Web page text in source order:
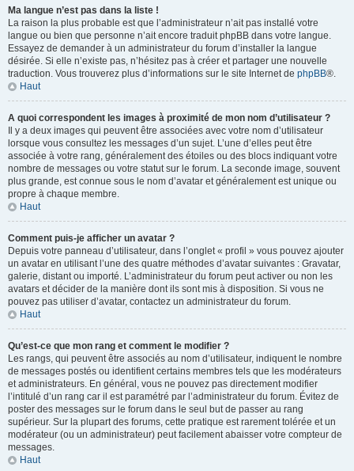
Ma langue n’est pas dans la liste !
La raison la plus probable est que l’administrateur n’ait pas installé votre
langue ou bien que personne n’ait encore traduit phpBB dans votre langue.
Essayez de demander à un administrateur du forum d’installer la langue
désirée. Si elle n’existe pas, n’hésitez pas à créer et partager une nouvelle
traduction. Vous trouverez plus d’informations sur le site Internet de phpBB®.
Haut
A quoi correspondent les images à proximité de mon nom d’utilisateur ?
Il y a deux images qui peuvent être associées avec votre nom d’utilisateur
lorsque vous consultez les messages d’un sujet. L’une d’elles peut être
associée à votre rang, généralement des étoiles ou des blocs indiquant votre
nombre de messages ou votre statut sur le forum. La seconde image, souvent
plus grande, est connue sous le nom d’avatar et généralement est unique ou
propre à chaque membre.
Haut
Comment puis-je afficher un avatar ?
Depuis votre panneau d’utilisateur, dans l’onglet « profil » vous pouvez ajouter
un avatar en utilisant l’une des quatre méthodes d’avatar suivantes : Gravatar,
galerie, distant ou importé. L’administrateur du forum peut activer ou non les
avatars et décider de la manière dont ils sont mis à disposition. Si vous ne
pouvez pas utiliser d’avatar, contactez un administrateur du forum.
Haut
Qu’est-ce que mon rang et comment le modifier ?
Les rangs, qui peuvent être associés au nom d’utilisateur, indiquent le nombre
de messages postés ou identifient certains membres tels que les modérateurs
et administrateurs. En général, vous ne pouvez pas directement modifier
l’intitulé d’un rang car il est paramétré par l’administrateur du forum. Évitez de
poster des messages sur le forum dans le seul but de passer au rang
supérieur. Sur la plupart des forums, cette pratique est rarement tolérée et un
modérateur (ou un administrateur) peut facilement abaisser votre compteur de
messages.
Haut